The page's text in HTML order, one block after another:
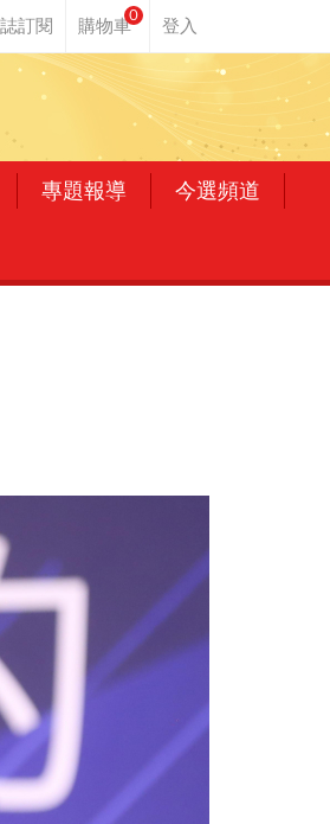
0
專題報導 今選頻道